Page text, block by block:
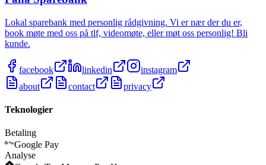
Lokal sparebank med personlig rådgivning. Vi er nær der du er,
book møte med oss på tlf, videomøte, eller møt oss personlig! Bli
kunde.
facebook linkedin
instagram
about
contact privacy
Teknologier
Betaling
Google Pay
Analyse